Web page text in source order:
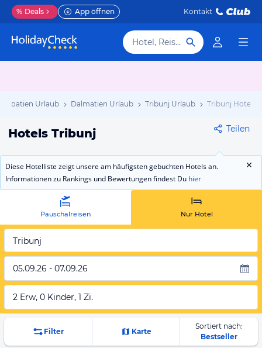
% Deals App öffnen Kontakt
Hotel, Reiseziel
Kroatien Urlaub Dalmatien Urlaub Tribunj Urlaub Tribunj Hotels
Hotels Tribunj Teilen
Diese Hotelliste zeigt unsere am häufigsten gebuchten Hotels an.
Informationen zu Rankings und Bewertungen findest Du hier
Pauschalreisen Nur Hotel
Tribunj
05.09.26 - 07.09.26
2 Erw, 0 Kinder, 1 Zi.
Filter Karte
Sortiert nach:
Bestseller